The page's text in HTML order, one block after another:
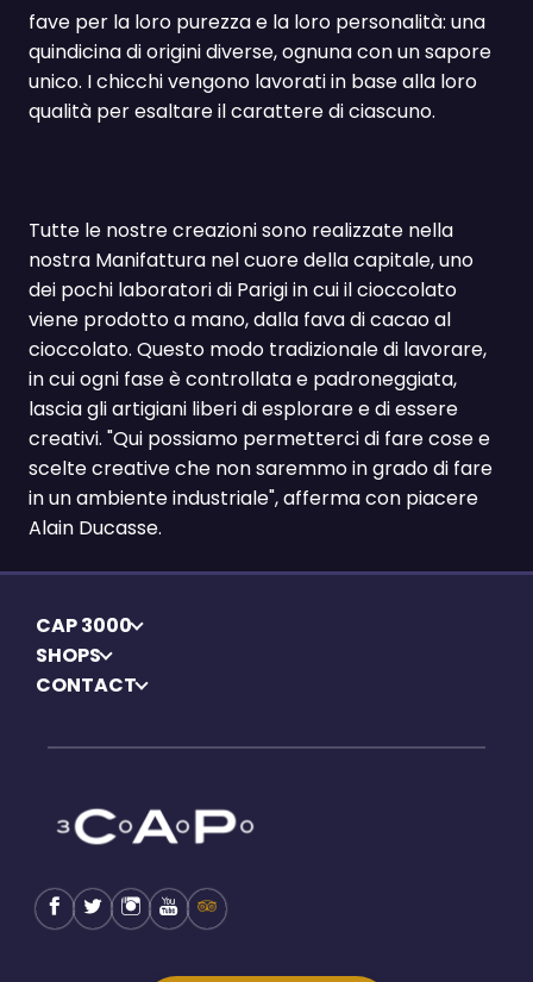
fave per la loro purezza e la loro personalità: una
quindicina di origini diverse, ognuna con un sapore
unico. I chicchi vengono lavorati in base alla loro
qualità per esaltare il carattere di ciascuno.
Tutte le nostre creazioni sono realizzate nella
nostra Manifattura nel cuore della capitale, uno
dei pochi laboratori di Parigi in cui il cioccolato
viene prodotto a mano, dalla fava di cacao al
cioccolato. Questo modo tradizionale di lavorare,
in cui ogni fase è controllata e padroneggiata,
lascia gli artigiani liberi di esplorare e di essere
creativi. "Qui possiamo permetterci di fare cose e
scelte creative che non saremmo in grado di fare
in un ambiente industriale", afferma con piacere
Alain Ducasse.
CAP 3000
SHOPS
CONTACT